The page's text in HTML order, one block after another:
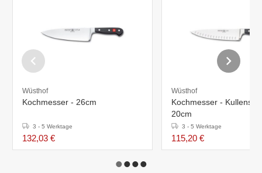
Wüsthof
Kochmesser - 26cm
3 - 5 Werktage
132,03 €
Wüsthof
Kochmesser -
20cm
3 - 5 Werktage
115,20 €